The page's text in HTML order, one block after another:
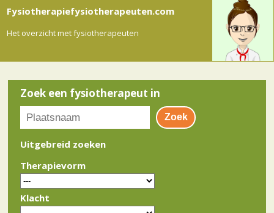
Fysiotherapiefysiotherapeuten.com
Het overzicht met fysiotherapeuten
Zoek een fysiotherapeut in
Uitgebreid zoeken
Therapievorm
Klacht